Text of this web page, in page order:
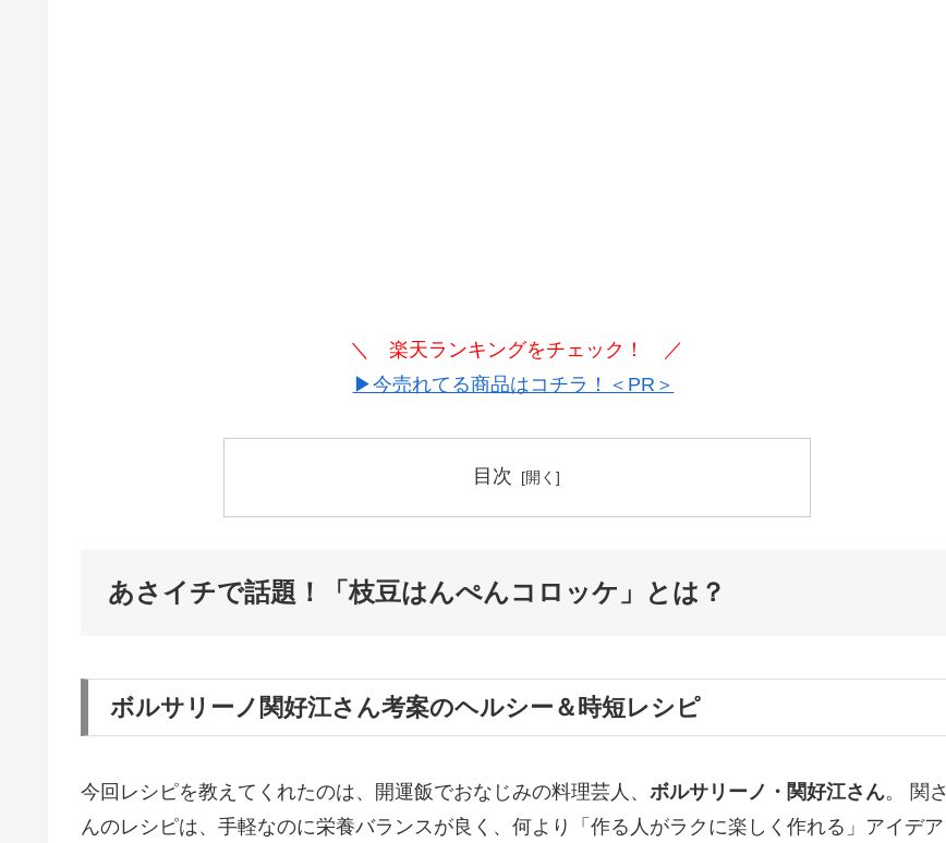
＼ 楽天ランキングをチェック！ ／
▶今売れてる商品はコチラ！＜PR＞
目次
あさイチで話題！「枝豆はんぺんコロッケ」とは？
ボルサリーノ関好江さん考案のヘルシー＆時短レシピ
今回レシピを教えてくれたのは、開運飯でおなじみの料理芸人、 ボルサリーノ・関好江さん。 関さ
んのレシピは、手軽なのに栄養バランスが良く、何より「作る人がラクに楽しく作れる」アイデア